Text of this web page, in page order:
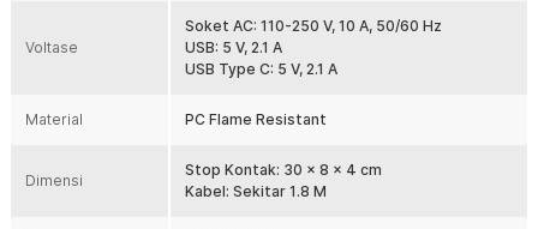
2 USB A dan 1 USB Type C
smartphone, tablet, smartwatch, TWS, kamera, hingga power bank
dikurangi. Produk ini juga sangat cocok dijadikan charging station
untuk kebutuhan sehari-hari.
Voltase
Soket AC: 110-250 V, 10 A, 50/60 Hz
USB: 5 V, 2.1 A
USB Type C: 5 V, 2.1 A
Material PC Flame Resistant
Dimensi
Stop Kontak: 30 x 8 x 4 cm
Kabel: Sekitar 1.8 M